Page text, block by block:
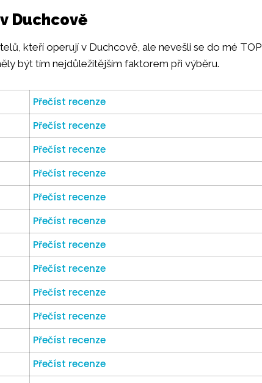
Duchcově
kteří operují v Duchcově, ale nevešli se do mé TOP
být tím nejdůležitějším faktorem při výběru.
Přečíst recenze
Přečíst recenze
Přečíst recenze
Přečíst recenze
Přečíst recenze
Přečíst recenze
Přečíst recenze
Přečíst recenze
Přečíst recenze
Přečíst recenze
Přečíst recenze
Přečíst recenze